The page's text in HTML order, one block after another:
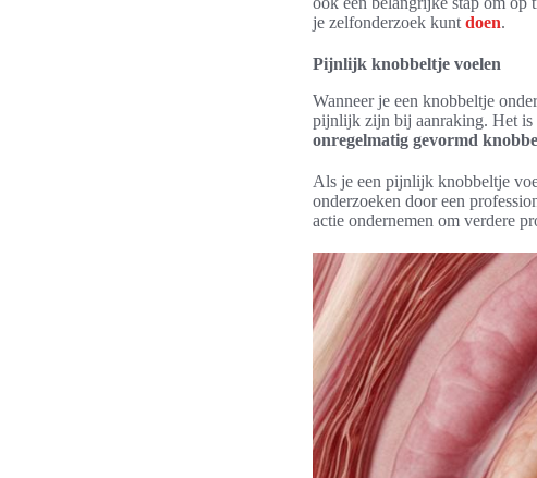
je zelfonderzoek kunt doen.
Pijnlijk knobbeltje voelen
Wanneer je een knobbeltje
pijnlijk zijn bij aanraking. Het is
onregelmatig gevormd
Als je een pijnlijk knobbeltje
onderzoeken door een
actie ondernemen om verdere